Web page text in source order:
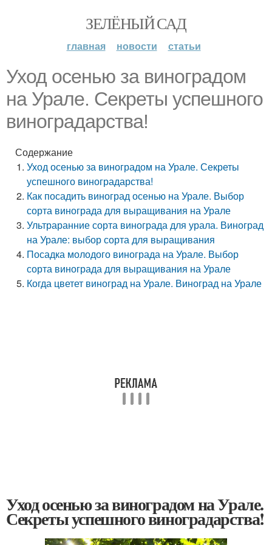
ЗЕЛЁНЫЙ САД
главная новости статьи
Уход осенью за виноградом
на Урале. Секреты успешного
виноградарства!
Содержание
Уход осенью за виноградом на Урале. Секреты
успешного виноградарства!
Как посадить виноград осенью на Урале. Выбор
сорта винограда для выращивания на Урале
Ультраранние сорта винограда для урала. Виноград
на Урале: выбор сорта для выращивания
Посадка молодого винограда на Урале. Выбор
сорта винограда для выращивания на Урале
Когда цветет виноград на Урале. Виноград на Урале
Уход осенью за виноградом на Урале.
Секреты успешного виноградарства!